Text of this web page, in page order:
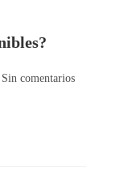
Sin comentarios